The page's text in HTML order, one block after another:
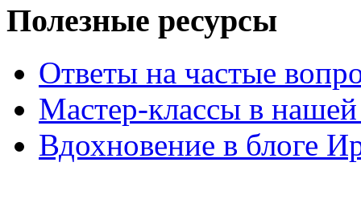
Полезные ресурсы
Ответы на частые
Мастер-классы в нашей
Вдохновение в блоге